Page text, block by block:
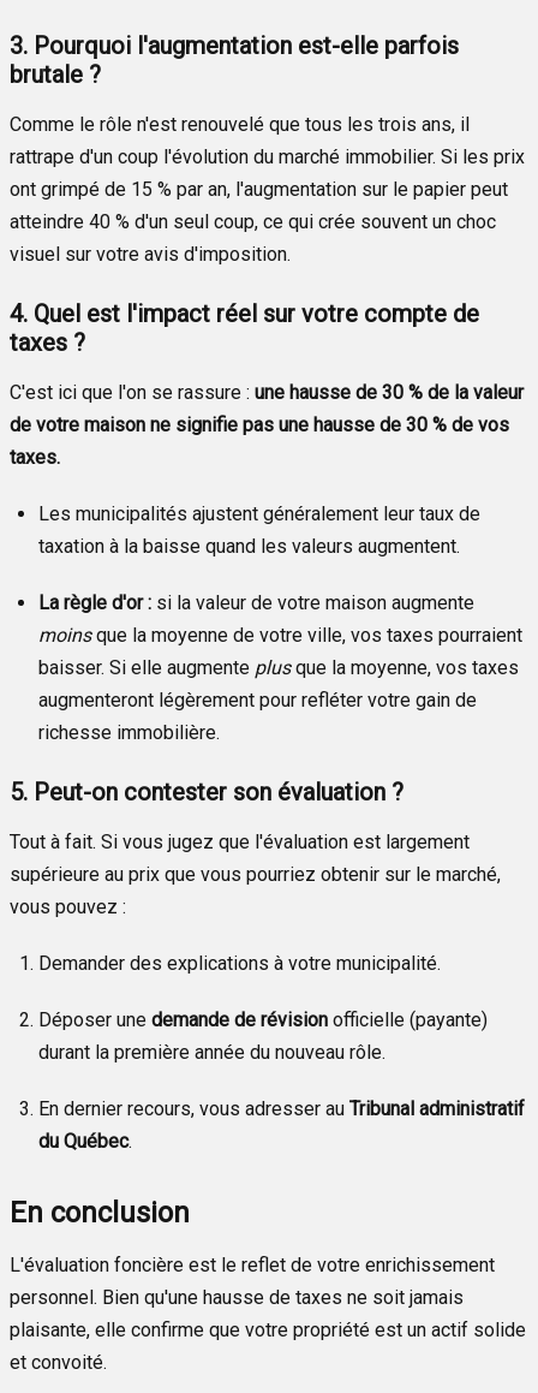
3. Pourquoi l'augmentation est-elle parfois
brutale ?
Comme le rôle n'est renouvelé que tous les trois ans, il
rattrape d'un coup l'évolution du marché immobilier. Si les prix
ont grimpé de 15 % par an, l'augmentation sur le papier peut
atteindre 40 % d'un seul coup, ce qui crée souvent un choc
visuel sur votre avis d'imposition.
4. Quel est l'impact réel sur votre compte de
taxes ?
C'est ici que l'on se rassure : une hausse de 30 % de la valeur
de votre maison ne signifie pas une hausse de 30 % de vos
taxes.
Les municipalités ajustent généralement leur taux de
taxation à la baisse quand les valeurs augmentent.
La règle d'or : si la valeur de votre maison augmente
moinsque la moyenne de votre ville, vos taxes pourraient
baisser. Si elle augmente plusque la moyenne, vos taxes
augmenteront légèrement pour refléter votre gain de
richesse immobilière.
5. Peut-on contester son évaluation ?
Tout à fait. Si vous jugez que l'évaluation est largement
supérieure au prix que vous pourriez obtenir sur le marché,
vous pouvez :
Demander des explications à votre municipalité.
Déposer une demande de révision officielle (payante)
durant la première année du nouveau rôle.
En dernier recours, vous adresser au Tribunal administratif
du Québec.
En conclusion
L'évaluation foncière est le reflet de votre enrichissement
personnel. Bien qu'une hausse de taxes ne soit jamais
plaisante, elle confirme que votre propriété est un actif solide
et convoité.